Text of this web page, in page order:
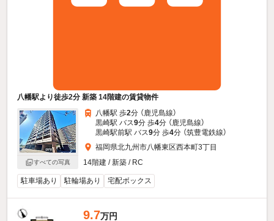
八幡駅より徒歩2分 新築 14階建の賃貸物件
すべての写真
八幡駅 歩2分 （鹿児島線）
黒崎駅 バス9分 歩4分 （鹿児島線）
黒崎駅前駅 バス9分 歩4分 （筑豊電鉄線）
福岡県北九州市八幡東区西本町3丁目
14階建 / 新築 / RC
駐車場あり 駐輪場あり 宅配ボックス
9.7万円